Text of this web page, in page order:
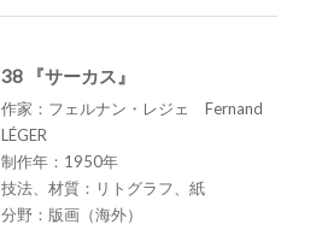
38 『サーカス』
作家：フェルナン・レジェ Fernand
LÉGER
制作年：1950年
技法、材質：リトグラフ、紙
分野：版画（海外）